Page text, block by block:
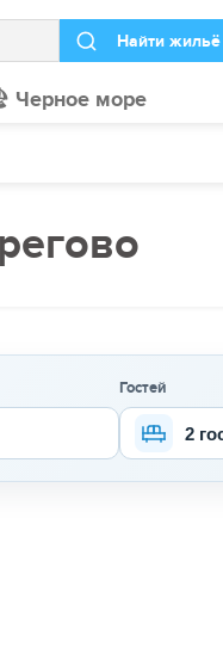
Черное море
Гостей
2